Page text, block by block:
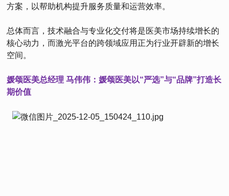
方案，以帮助机构提升服务质量和运营效率。
总体而言，技术融合与专业化交付将是医美市场持续增长的
核心动力，而激光平台的跨领域应用正为行业开辟新的增长
空间。
媛颂医美总经理 马伟伟：媛颂医美以“严选”与“品牌”打造长
期价值